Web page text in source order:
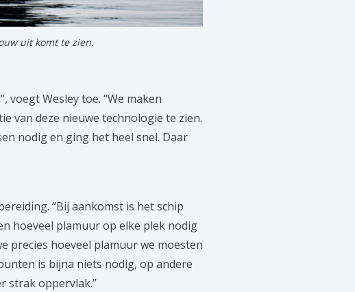
uit komt te zien.
voegt Wesley toe. “We maken
van deze nieuwe technologie te zien.
nodig en ging het heel snel. Daar
“Bij aankomst is het schip
hoeveel plamuur op elke plek nodig
precies hoeveel plamuur we moesten
is bijna niets nodig, op andere
strak oppervlak.”